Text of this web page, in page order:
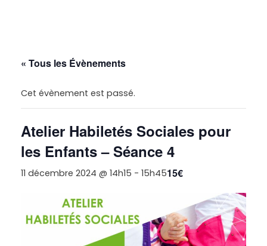
« Tous les Évènements
Cet évènement est passé.
Atelier Habiletés Sociales pour
les Enfants – Séance 4
11 décembre 2024 @ 14h15 - 15h4515€